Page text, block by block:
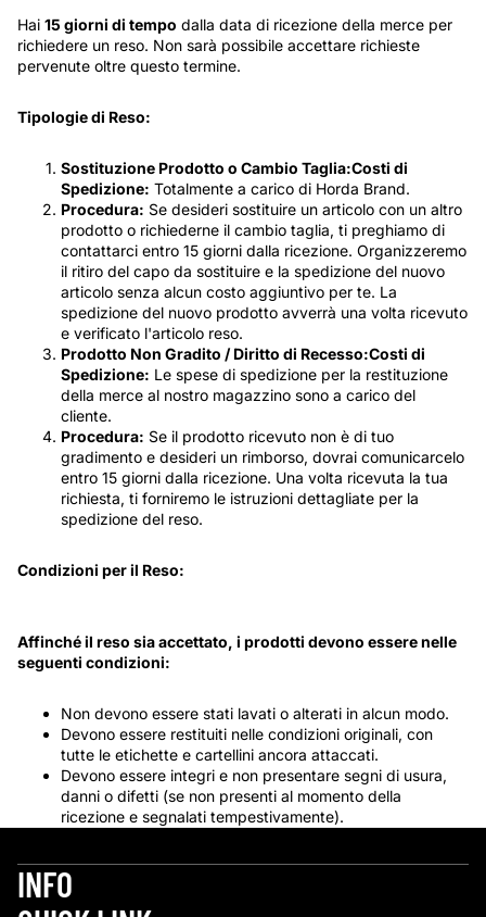
Hai 15 giorni di tempo dalla data di ricezione della merce per
richiedere un reso. Non sarà possibile accettare richieste
pervenute oltre questo termine.
Tipologie di Reso:
Sostituzione Prodotto o Cambio Taglia:Costi di
Spedizione: Totalmente a carico di Horda Brand.
Procedura: Se desideri sostituire un articolo con un altro
prodotto o richiederne il cambio taglia, ti preghiamo di
contattarci entro 15 giorni dalla ricezione. Organizzeremo
il ritiro del capo da sostituire e la spedizione del nuovo
articolo senza alcun costo aggiuntivo per te. La
spedizione del nuovo prodotto avverrà una volta ricevuto
e verificato l'articolo reso.
Prodotto Non Gradito / Diritto di Recesso:Costi di
Spedizione: Le spese di spedizione per la restituzione
della merce al nostro magazzino sono a carico del
cliente.
Procedura: Se il prodotto ricevuto non è di tuo
gradimento e desideri un rimborso, dovrai comunicarcelo
entro 15 giorni dalla ricezione. Una volta ricevuta la tua
richiesta, ti forniremo le istruzioni dettagliate per la
spedizione del reso.
Condizioni per il Reso:
Affinché il reso sia accettato, i prodotti devono essere nelle
seguenti condizioni:
Non devono essere stati lavati o alterati in alcun modo.
Devono essere restituiti nelle condizioni originali, con
tutte le etichette e cartellini ancora attaccati.
Devono essere integri e non presentare segni di usura,
danni o difetti (se non presenti al momento della
ricezione e segnalati tempestivamente).
INFO